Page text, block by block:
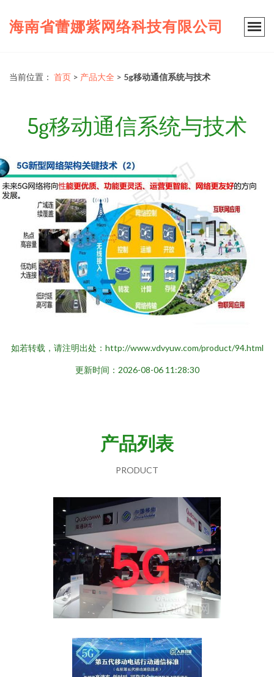
海南省蕾娜紫网络科技有限公司
当前位置： 首页 > 产品大全 > 5g移动通信系统与技术
5g移动通信系统与技术
如若转载，请注明出处：http://www.vdvyuw.com/product/94.html
更新时间：2026-08-06 11:28:30
产品列表
PRODUCT